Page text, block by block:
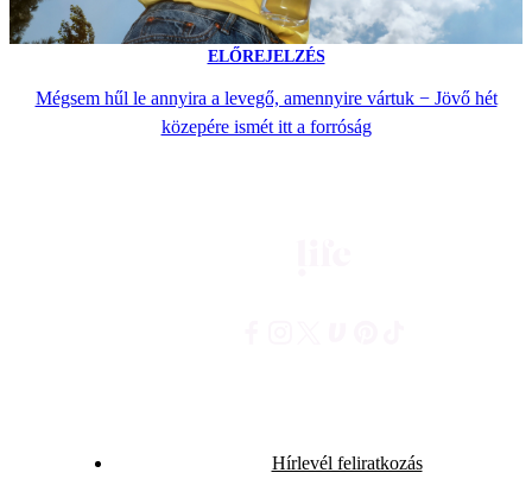
ELŐREJELZÉS
Mégsem hűl le annyira a levegő, amennyire vártuk − Jövő hét
közepére ismét itt a forróság
Hírlevél feliratkozás